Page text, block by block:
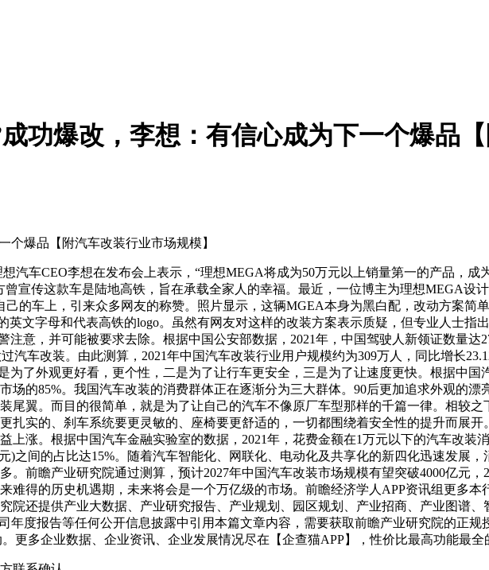
功爆改，李想：有信心成为下一个爆品
个爆品【附汽车改装行业市场规模】
汽车CEO李想在发布会上表示，“理想MEGA将成为50万元以上销量第一的产品，成
宣传这款车是陆地高铁，旨在承载全家人的幸福。最近，一位博主为理想MEGA设
的车上，引来众多网友的称赞。照片显示，这辆MGEA本身为黑白配，改动方案简
文字母和代表高铁的logo。虽然有网友对这样的改装方案表示质疑，但专业人士指
意，并可能被要求去除。根据中国公安部数据，2021年，中国驾驶人新领证数量达
汽车改装。由此测算，2021年中国汽车改装行业用户规模约为309万人，同比增长
为了外观更好看，更个性，二是为了让行车更安全，三是为了让速度更快。根据中国
的85%。我国汽车改装的消费群体正在逐渐分为三大群体。90后更加追求外观的漂
尾翼。而目的很简单，就是为了让自己的汽车不像原厂车型那样的千篇一律。相较
实的、刹车系统要更灵敏的、座椅要更舒适的，一切都围绕着安全性的提升而展开
涨。根据中国汽车金融实验室的数据，2021年，花费金额在1万元以下的汽车改装
)之间的占比达15%。随着汽车智能化、网联化、电动化及共享化的新四化迅速发展
前瞻产业研究院通过测算，预计2027年中国汽车改装市场规模有望突破4000亿元，
难得的历史机遇期，未来将会是一个万亿级的市场。前瞻经济学人APP资讯组更多本
院还提供产业大数据、产业研究报告、产业规划、园区规划、产业招商、产业图谱
年度报告等任何公开信息披露中引用本篇文章内容，需要获取前瞻产业研究院的正
更多企业数据、企业资讯、企业发展情况尽在【企查猫APP】，性价比最高功能最全